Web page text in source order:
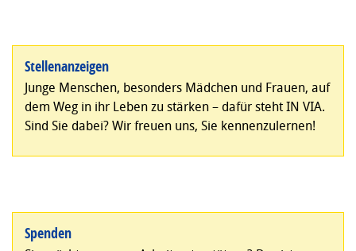
Stellenanzeigen
Junge Menschen, besonders Mädchen und Frauen, auf
dem Weg in ihr Leben zu stärken – dafür steht IN VIA.
Sind Sie dabei? Wir freuen uns, Sie kennenzulernen!
Spenden